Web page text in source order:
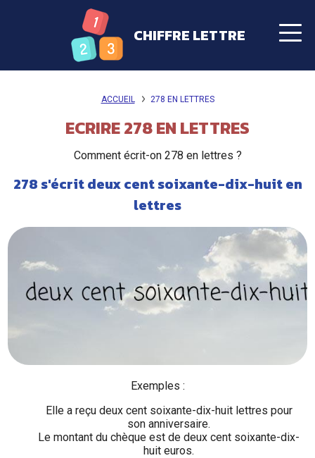
CHIFFRE LETTRE
ACCUEIL 278 EN LETTRES
ECRIRE 278 EN LETTRES
Comment écrit-on 278 en lettres ?
278 s'écrit deux cent soixante-dix-huit en
lettres
Exemples :
Elle a reçu deux cent soixante-dix-huit lettres pour
son anniversaire.
Le montant du chèque est de deux cent soixante-dix-
huit euros.